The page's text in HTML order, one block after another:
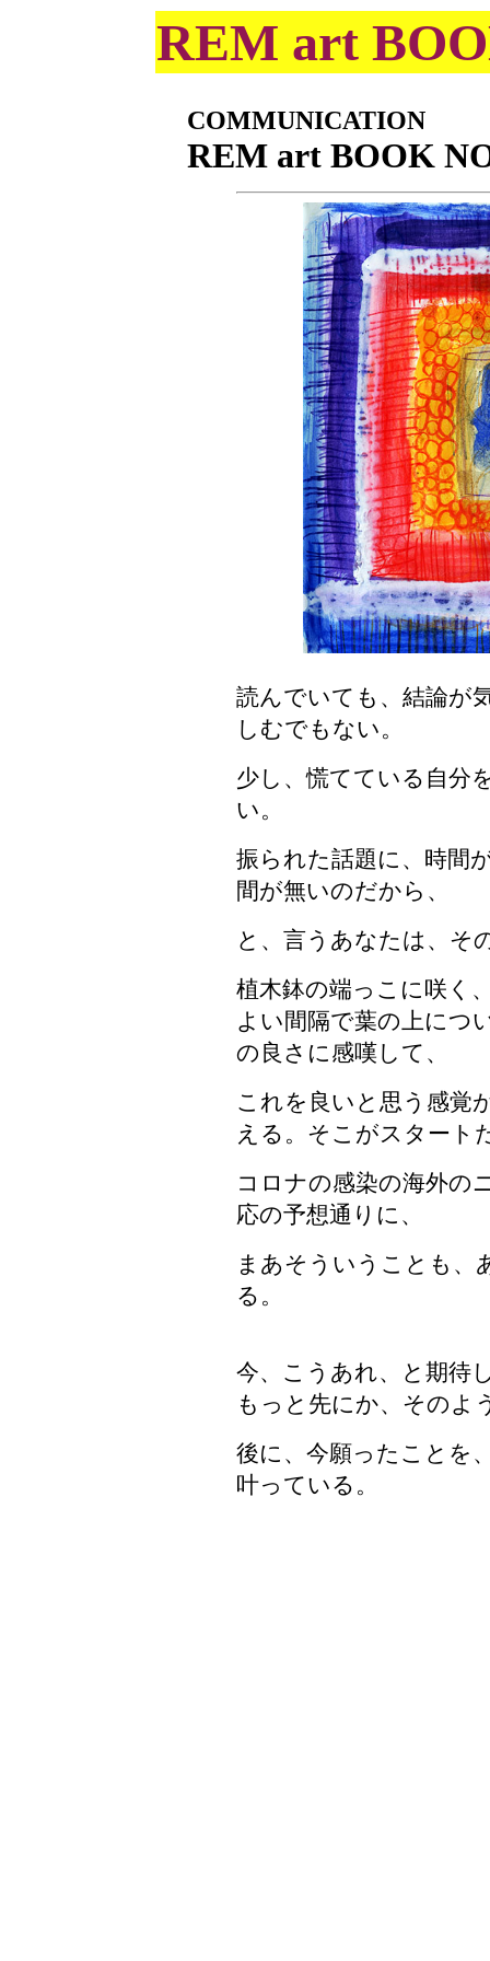
REM art
COMMUNICATION
REM art BOOK
読んでいても、結論が
しむでもない。
少し、慌てている自分
い。
振られた話題に、時間
間が無いのだから、
と、言うあなたは、そ
植木鉢の端っこに咲く
よい間隔で葉の上につ
の良さに感嘆して、
これを良いと思う感覚
える。そこがスタート
コロナの感染の海外の
応の予想通りに、
まあそういうことも、
る。
今、こうあれ、と期待
もっと先にか、そのよ
後に、今願ったことを
叶っている。